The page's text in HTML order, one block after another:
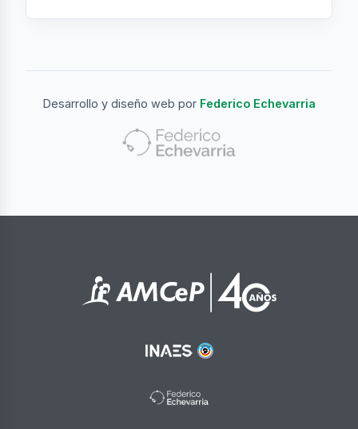
Desarrollo y diseño web por Federico Echevarria